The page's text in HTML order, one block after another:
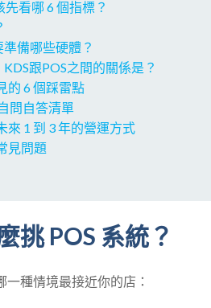
看哪 6 個指標？
備哪些硬體？
跟POS之間的關係是？
的 6 個踩雷點
問自答清單
來 1 到 3 年的營運方式
見問題
挑 POS 系統？
種情境最接近你的店：